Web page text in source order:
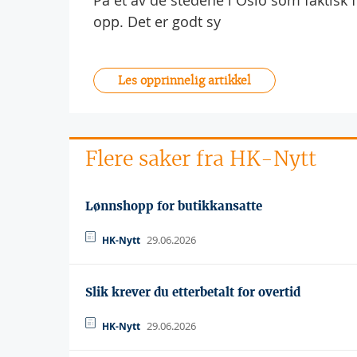
opp. Det er godt sy
Les opprinnelig artikkel
Flere saker fra HK-Nytt
Lønnshopp for butikkansatte
HK-Nytt 29.06.2026
Slik krever du etterbetalt for overtid
HK-Nytt 29.06.2026